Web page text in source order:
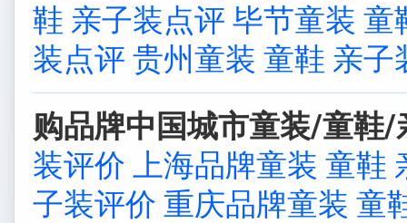
鞋 亲子装点评 毕节童装 童
装点评 贵州童装 童鞋 亲子
购品牌中国城市童装/童鞋/
装评价 上海品牌童装 童鞋
子装评价 重庆品牌童装 童